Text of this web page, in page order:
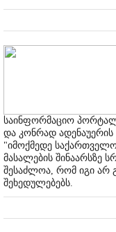
საინფორმაციო
და კონრად
"იმოქმედე
მასალების შინაარსზე
შესაძლოა, რომ იგი არ
შეხედულებებს.